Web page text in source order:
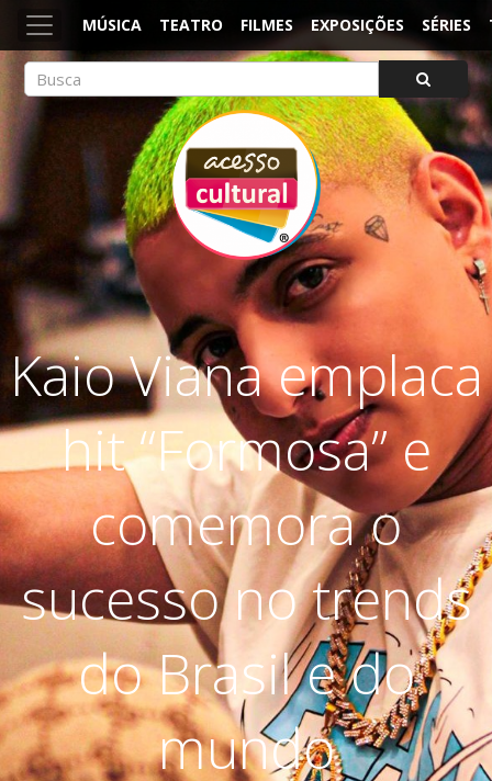
MÚSICA TEATRO FILMES EXPOSIÇÕES SÉRIES
ACESSO CULTURAL
Arte, Cultura Pop e Entretenimento
Kaio Viana emplaca
hit “Formosa” e
comemora o
sucesso no trends
do Brasil e do
mundo